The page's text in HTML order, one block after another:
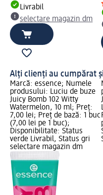
Livrabil
selectare magazin dm
Alți clienți au cumpărat
Marcă: essence; Numele
produsului: Luciu de buze
Juicy Bomb 102 Witty
Watermelon, 10 ml; Preț:
7,00 lei; Preț de bază: 1 buc
(7,00 lei pe 1 buc);
Disponibilitate: Status
verde Livrabil, Status gri
selectare magazin dm